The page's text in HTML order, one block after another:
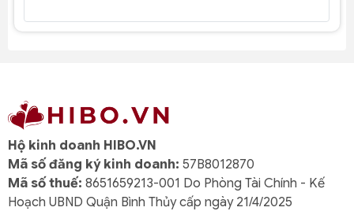
Hộ kinh doanh HIBO.VN
Mã số đăng ký kinh doanh: 57B8012870
Mã số thuế: 8651659213-001 Do Phòng Tài Chính - Kế
Hoạch UBND Quận Bình Thủy cấp ngày 21/4/2025